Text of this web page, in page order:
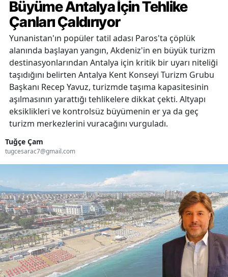
Büyüme Antalya İçin Tehlike
Çanları Çaldırıyor
Yunanistan'ın popüler tatil adası Paros'ta çöplük
alanında başlayan yangın, Akdeniz'in en büyük turizm
destinasyonlarından Antalya için kritik bir uyarı niteliği
taşıdığını belirten Antalya Kent Konseyi Turizm Grubu
Başkanı Recep Yavuz, turizmde taşıma kapasitesinin
aşılmasının yarattığı tehlikelere dikkat çekti. Altyapı
eksiklikleri ve kontrolsüz büyümenin er ya da geç
turizm merkezlerini vuracağını vurguladı.
Tuğçe Çam
tugcesarac7@gmail.com